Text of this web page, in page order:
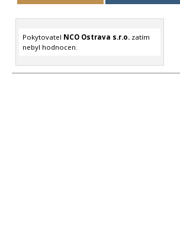
Pokytovatel NCO Ostrava s.r.o.zatím
nebyl hodnocen.